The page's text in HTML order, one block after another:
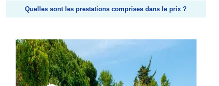
Quelles sont les prestations comprises dans le prix ?